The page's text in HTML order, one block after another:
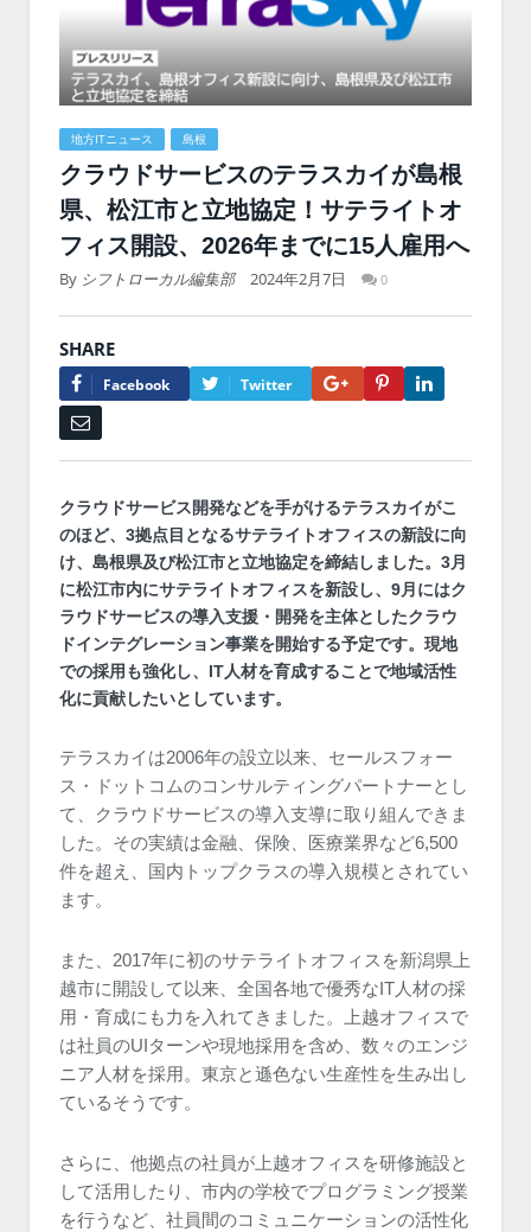
地方ITニュース 島根
クラウドサービスのテラスカイが島根
県、松江市と立地協定！サテライトオ
フィス開設、2026年までに15人雇用へ
By シフトローカル編集部 2024年2月7日 0
SHARE
Facebook Twitter Google+Pinterest
クラウドサービス開発などを手がけるテラスカイがこ
のほど、3拠点目となるサテライトオフィスの新設に向
け、島根県及び松江市と立地協定を締結しました。3月
に松江市内にサテライトオフィスを新設し、9月にはク
ラウドサービスの導入支援・開発を主体としたクラウ
ドインテグレーション事業を開始する予定です。現地
での採用も強化し、IT人材を育成することで地域活性
化に貢献したいとしています。
テラスカイは2006年の設立以来、セールスフォー
ス・ドットコムのコンサルティングパートナーとし
て、クラウドサービスの導入支導に取り組んできま
した。その実績は金融、保険、医療業界など6,500
件を超え、国内トップクラスの導入規模とされてい
ます。
また、2017年に初のサテライトオフィスを新潟県上
越市に開設して以来、全国各地で優秀なIT人材の採
用・育成にも力を入れてきました。上越オフィスで
は社員のUIターンや現地採用を含め、数々のエンジ
ニア人材を採用。東京と遜色ない生産性を生み出し
ているそうです。
さらに、他拠点の社員が上越オフィスを研修施設と
して活用したり、市内の学校でプログラミング授業
を行うなど、社員間のコミュニケーションの活性化